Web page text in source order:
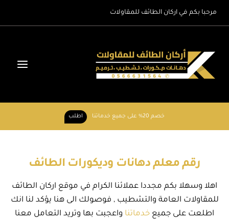
مرحبا بكم في اركان الطائف للمقاولات
خصم 20% على جميع خدماتنا اطلب
رقم معلم دهانات وديكورات الطائف
اهلا وسهلا بكم مجددا عملائنا الكرام في موقع اركان الطائف
للمقاولات العامة والتشطيب , فوصولك الى هنا يؤكد لنا انك
اطلعت على جميع خدماتنا واعجبت بها وتريد التعامل معنا